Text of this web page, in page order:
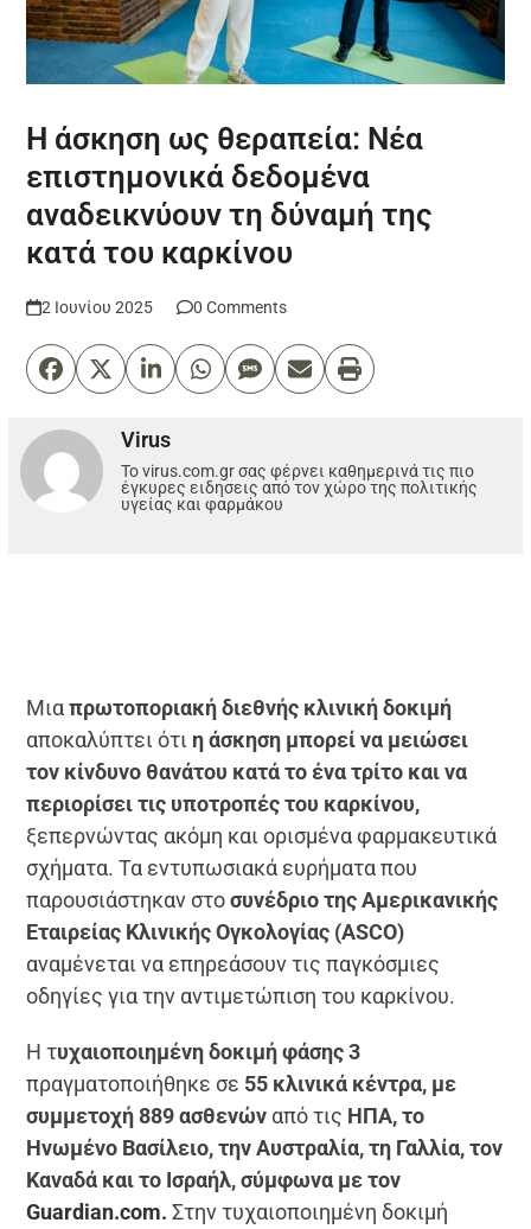
Η άσκηση ως θεραπεία: Νέα
επιστημονικά δεδομένα
αναδεικνύουν τη δύναμή της
κατά του καρκίνου
2 Ιουνίου 2025 0 Comments
Virus
Το virus.com.gr σας φέρνει καθημερινά τις πιο
έγκυρες ειδησεις από τον χώρο της πολιτικής
υγείας και φαρμάκου
Μιαπρωτοποριακή διεθνής κλινική δοκιμή
αποκαλύπτει ότι η άσκηση μπορεί να μειώσει
τον κίνδυνο θανάτου κατά το ένα τρίτο και να
περιορίσει τις υποτροπές του καρκίνου,
ξεπερνώντας ακόμη και ορισμένα φαρμακευτικά
σχήματα. Τα εντυπωσιακά ευρήματα που
παρουσιάστηκαν στοσυνέδριο της Αμερικανικής
Εταιρείας Κλινικής Ογκολογίας (ASCO)
αναμένεται να επηρεάσουν τις παγκόσμιες
οδηγίες για την αντιμετώπιση του καρκίνου.
Η τυχαιοποιημένη δοκιμή φάσης 3
πραγματοποιήθηκε σε 55 κλινικά κέντρα, με
συμμετοχή 889 ασθενών από τις ΗΠΑ, το
Ηνωμένο Βασίλειο, την Αυστραλία, τη Γαλλία, τον
Καναδά και το Ισραήλ, σύμφωνα με τον
Guardian.com. Στην τυχαιοποιημένη δοκιμή